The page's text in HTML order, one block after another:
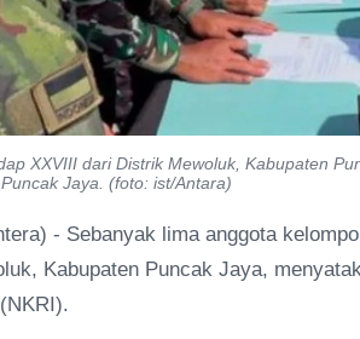
XXVIII dari Distrik Mewoluk, Kabupaten
Jaya. (foto: ist/Antara)
- Sebanyak lima anggota
Kabupaten Puncak Jaya,